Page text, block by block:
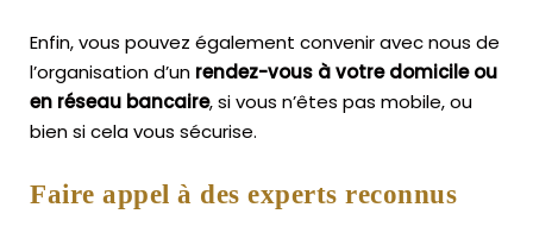
Enfin, vous pouvez également convenir avec nous de
l’organisation d’un rendez-vous à votre domicile ou
en réseau bancaire, si vous n’êtes pas mobile, ou
bien si cela vous sécurise.
Faire appel à des experts reconnus